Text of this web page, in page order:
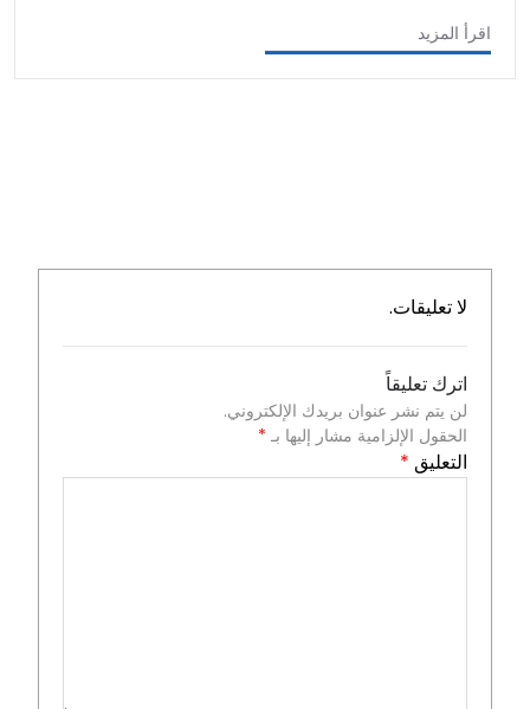
اقرأ المزيد
لا تعليقات.
اترك تعليقاً
لن يتم نشر عنوان بريدك الإلكتروني.
الحقول الإلزامية مشار إليها بـ *
التعليق *